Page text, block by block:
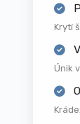
Krytí
Únik